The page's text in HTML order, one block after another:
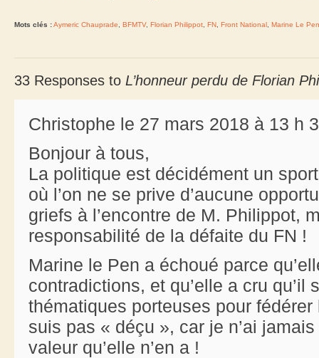
Mots clés :Aymeric Chauprade BFMTV, Florian Philippot FN Front National Marine Le Pen
33 Responses to L’honneur perdu de Florian
Christophe le 27 mars 2018 à 13 h
Bonjour à tous,
La politique est décidément un
où l’on ne se prive d’aucune
griefs à l’encontre de M. Philippot,
responsabilité de la défaite du FN !
Marine le Pen a échoué parce
contradictions, et qu’elle a cru qu’il
thématiques porteuses pour
suis pas « déçu », car je n’ai
valeur qu’elle n’en a !